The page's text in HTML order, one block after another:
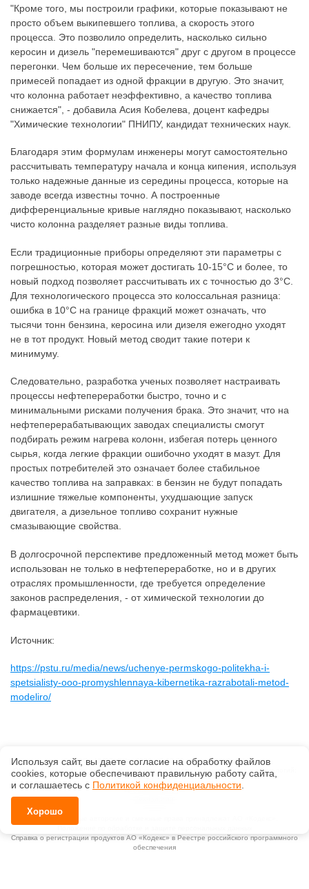
"Кроме того, мы построили графики, которые показывают не
просто объем выкипевшего топлива, а скорость этого
процесса. Это позволило определить, насколько сильно
керосин и дизель "перемешиваются" друг с другом в процессе
перегонки. Чем больше их пересечение, тем больше
примесей попадает из одной фракции в другую. Это значит,
что колонна работает неэффективно, а качество топлива
снижается", - добавила Асия Кобелева, доцент кафедры
"Химические технологии" ПНИПУ, кандидат технических наук.
Благодаря этим формулам инженеры могут самостоятельно
рассчитывать температуру начала и конца кипения, используя
только надежные данные из середины процесса, которые на
заводе всегда известны точно. А построенные
дифференциальные кривые наглядно показывают, насколько
чисто колонна разделяет разные виды топлива.
Если традиционные приборы определяют эти параметры с
погрешностью, которая может достигать 10-15°C и более, то
новый подход позволяет рассчитывать их с точностью до 3°C.
Для технологического процесса это колоссальная разница:
ошибка в 10°C на границе фракций может означать, что
тысячи тонн бензина, керосина или дизеля ежегодно уходят
не в тот продукт. Новый метод сводит такие потери к
минимуму.
Следовательно, разработка ученых позволяет настраивать
процессы нефтепереработки быстро, точно и с
минимальными рисками получения брака. Это значит, что на
нефтеперерабатывающих заводах специалисты смогут
подбирать режим нагрева колонн, избегая потерь ценного
сырья, когда легкие фракции ошибочно уходят в мазут. Для
простых потребителей это означает более стабильное
качество топлива на заправках: в бензин не будут попадать
излишние тяжелые компоненты, ухудшающие запуск
двигателя, а дизельное топливо сохранит нужные
смазывающие свойства.
В долгосрочной перспективе предложенный метод может быть
использован не только в нефтепереработке, но и в других
отраслях промышленности, где требуется определение
законов распределения, - от химической технологии до
фармацевтики.
Источник:
https://pstu.ru/media/news/uchenye-permskogo-politekha-i-
spetsialisty-ooo-promyshlennaya-kibernetika-razrabotali-metod-
modeliro/
©ООО «ЦНТДиСН», 2026, v2.12.20 revision: 67b0ca1b
ОКВЭД: 63.11.1, Коды видов деятельности в области информационных технологий:
1.01, 3.01
Ценовая политика
Исключительные авторские и смежные права принадлежат АО «Кодекс».
Справка о регистрации продуктов АО «Кодекс» в Реестре российского программного
обеспечения
Используя сайт, вы даете согласие на обработку файлов
сооkiеs, которые обеспечивают правильную работу сайта,
и соглашаетесь с Политикой конфиденциальности
Хорошо